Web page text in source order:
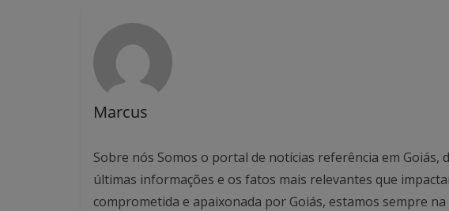
Marcus
Sobre nós Somos o portal de notícias referência em Goiás,
últimas informações e os fatos mais relevantes que
comprometida e apaixonada por Goiás, estamos sempre